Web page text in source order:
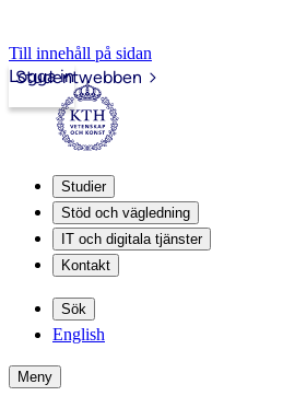
Till innehåll på sidan
Studentwebben
Logga in
Studier
Stöd och vägledning
IT och digitala tjänster
Kontakt
Sök
English
Meny